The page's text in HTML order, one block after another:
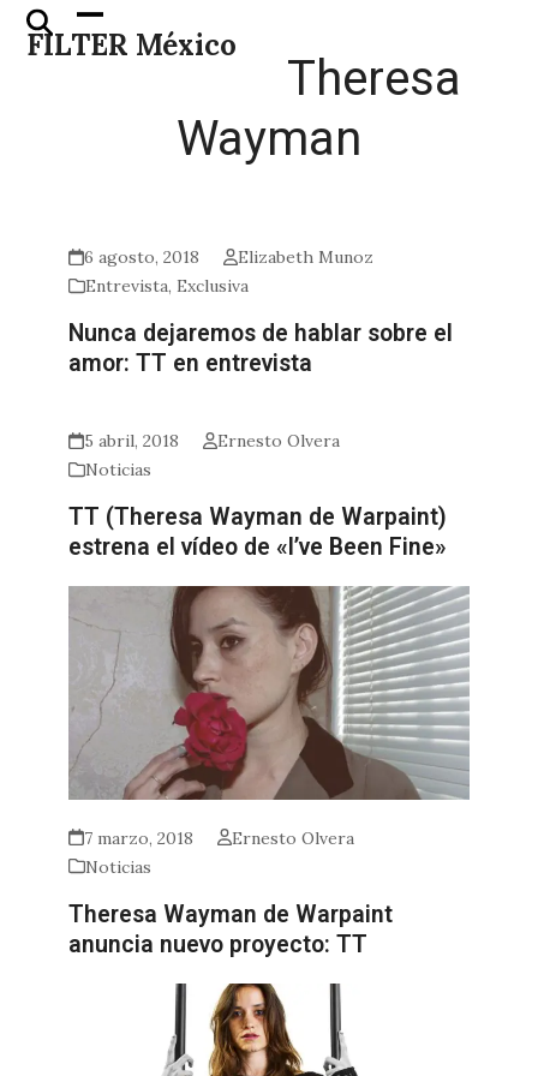
Skip
FILTER México
Open
mobile
Close
mobile
Theresa
Wayman
6 agosto, 2018
Elizabeth Munoz
Entrevista,Exclusiva
Nunca dejaremos de hablar sobre el
amor: TT en entrevista
5 abril, 2018
Ernesto Olvera
Noticias
TT (Theresa Wayman de Warpaint)
estrena el vídeo de «I’ve Been Fine»
7 marzo, 2018
Ernesto Olvera
Noticias
Theresa Wayman de Warpaint
anuncia nuevo proyecto: TT